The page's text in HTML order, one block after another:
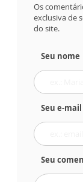
Os
exclusiva de
do site.
Seu nome
Seu e-mail
Seu